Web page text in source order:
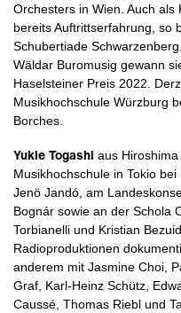
Orchesters in Wien. Auch
bereits Auftrittserfahrung, so
Schubertiade
Wäldar Buromusig gewann
Haselsteiner Preis 2022.
Musikhochschule Würzburg
Borches.
Yukie Togashi aus
Musikhochschule in Tokio
Jenö Jandó, am
Bognár sowie an der Schola
Torbianelli und Kristian
Radioproduktionen
anderem mit Jasmine Choi,
Graf, Karl-Heinz Schütz,
Caussé, Thomas Riebl und